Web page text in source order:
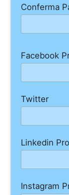
Conferma
Facebook
Twitter
Linkedin
Instagram